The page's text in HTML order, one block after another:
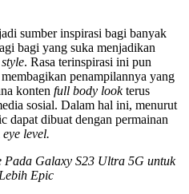
sumber inspirasi bagi banyak
bagi yang suka menjadikan
style. Rasa terinspirasi ini pun
penampilannya yang
konten full body lookterus
sosial. Dalam hal ini, menurut
dapat dibuat dengan permainan
eye level.
Pada Galaxy S23 Ultra 5G untuk
Epic